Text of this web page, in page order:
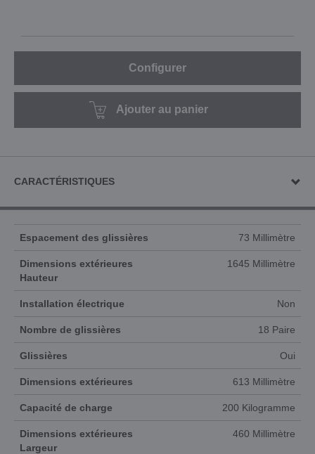
Configurer
Ajouter au panier
CARACTÉRISTIQUES
Espacement des glissières 73 Millimètre
Dimensions extérieures
Hauteur
1645 Millimètre
Installation électrique Non
Nombre de glissières 18 Paire
Glissières Oui
Dimensions extérieures 613 Millimètre
Capacité de charge 200 Kilogramme
Dimensions extérieures
Largeur
460 Millimètre